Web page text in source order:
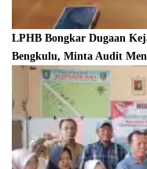
LPHB Bongkar Dugaan
Bengkulu, Minta Audit